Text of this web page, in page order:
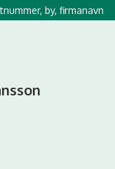
by, firmanavn